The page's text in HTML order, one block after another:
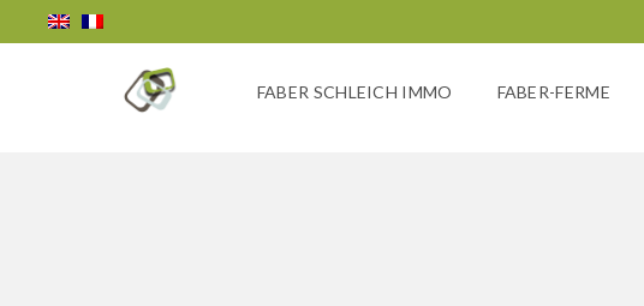
FABER SCHLEICH IMMO FABER-FERME